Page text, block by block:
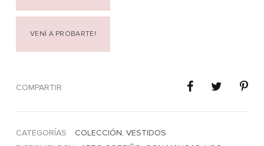
VENÍ A PROBARTE!
COMPARTIR
CATEGORÍAS COLECCIÓN, VESTIDOS